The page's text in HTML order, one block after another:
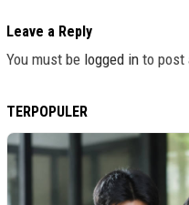
Leave a Reply
You must be logged in to post
TERPOPULER